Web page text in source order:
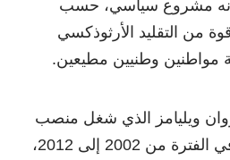
إنه مشروع سياسي، حسب
من التقليد الأرثوذكسي
مواطنين وطنيين مطيعين.
روان ويليامز الذي شغل منصب
رئيس أساقفة كانتربري في الفترة من 2002 إلى 2012،